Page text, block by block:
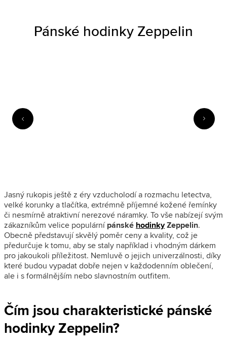
Pánské hodinky Zeppelin
Jasný rukopis ještě z éry vzducholodí a rozmachu letectva,
velké korunky a tlačítka, extrémně příjemné kožené řemínky
či nesmírně atraktivní nerezové náramky. To vše nabízejí svým
zákazníkům velice populárnípánské hodinkyZeppelin.
Obecně představují skvělý poměr ceny a kvality, což je
předurčuje k tomu, aby se staly například i vhodným dárkem
pro jakoukoli příležitost. Nemluvě o jejich univerzálnosti, díky
které budou vypadat dobře nejen v každodenním oblečení,
ale i s formálnějším nebo slavnostním outfitem.
Čím jsou charakteristické pánské
hodinky Zeppelin?